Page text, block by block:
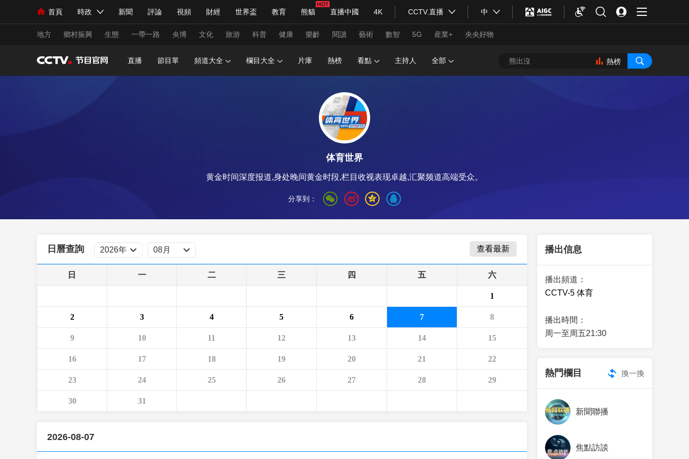
首頁 時政 新聞 評論 視頻 財經 世界盃 教育 熊貓 直播中國 4K CCTV.直播 中
人民領袖習近平 聯播+ 中國領導人 央視快評 習式妙語 熱解讀 天天學習
直播 片庫 欄目大全 節目單 聽音 微視頻 主持人 下載央視影音
海外頻道 iPanda English Монгол
地方 鄉村振興 生態 一帶一路 央博 文化 旅游 科普 健康 樂齡 閱讀 藝術 數智 5G 産業+ 央央好物
人物 公益
央視網評 光華銳評
全景新聞
新兵請入列 人生第一次 人生第二次
NBA 中超 國足 國際足球
VIP會員 CCTV奧林匹克頻道 生活體育大會 體育江湖 文化體育 冰雪道路 足球道路
財經 教育 鄉村振興 生態環境 藝術 汽車 數智 5G
大國智造 大國展會 大國保險 雲頂對話 雲起 超級工廠 智敬中國 全民健康 顏選攻略 海洋 時尚 天氣 才藝 網展 央央好物
CCTV.節目官網 總台企業白名單
直播 節目單 頻道大全 欄目大全 片庫 熱榜 看點 主持人 全部 熱榜
体育世界
黄金时间深度报道,身处晚间黄金时段,栏目收视表现卓越,汇聚频道高端受众。
分享到：
日曆查詢 查看最新
日 一 二 三 四 五 六
1
2 3 4 5 6 7 8
9 10 11 12 13 14 15
16 17 18 19 20 21 22
23 24 25 26 27 28 29
30 31
2026-08-07
播出信息
播出頻道：
CCTV-5 体育
播出時間：
周一至周五21:30
熱門欄目
新聞聯播
焦點訪談
換一換